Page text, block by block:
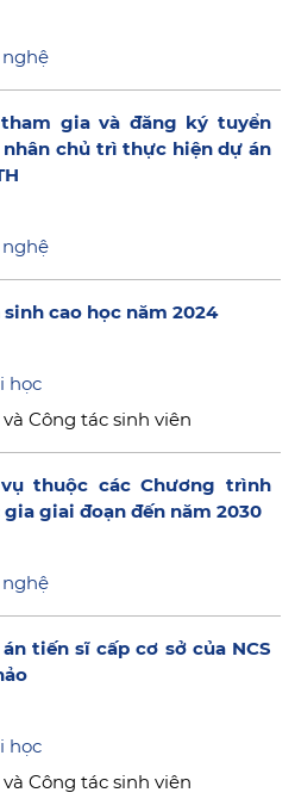
nghệ
gia và đăng ký tuyển
chủ trì thực hiện dự án
nghệ
cao học năm 2024
học
Công tác sinh viên
thuộc các Chương trình
gia giai đoạn đến năm 2030
nghệ
tiến sĩ cấp cơ sở của NCS
học
Công tác sinh viên